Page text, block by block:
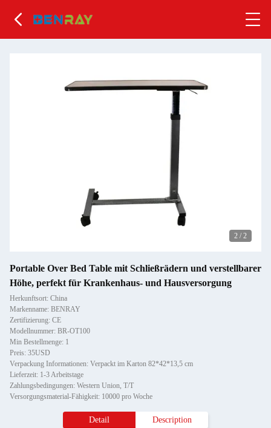
2 / 2
Portable Over Bed Table mit Schließrädern und verstellbarer
Höhe, perfekt für Krankenhaus- und Hausversorgung
Herkunftsort: China
Markenname: BENRAY
Zertifizierung: CE
Modellnummer: BR-OT100
Min Bestellmenge: 1
Preis: 35USD
Verpackung Informationen: Verpackt im Karton 82*42*13,5 cm
Lieferzeit: 1-3 Arbeitstage
Zahlungsbedingungen: Western Union, T/T
Versorgungsmaterial-Fähigkeit: 10000 pro Woche
Detail Description